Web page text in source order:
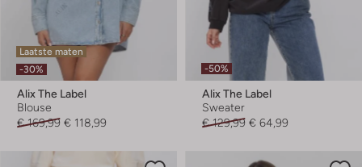
Laatste maten
-30%
Alix The Label
Blouse
€ 169,99 € 118,99
-50%
Alix The Label
Sweater
€ 129,99 € 64,99